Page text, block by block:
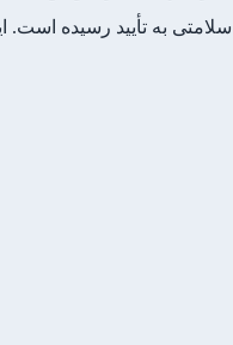
به تأیید رسیده است.